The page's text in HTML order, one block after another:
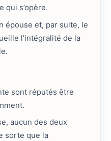
qui s’opère.
épouse et, par suite, le
l’intégralité de la
sont réputés être
aucun des deux
sorte que la